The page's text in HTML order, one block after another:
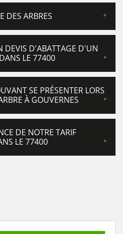
DES ARBRES
DEVIS D'ABATTAGE D'UN
LE 77400
SE PRÉSENTER LORS
À GOUVERNES
DE NOTRE TARIF
LE 77400